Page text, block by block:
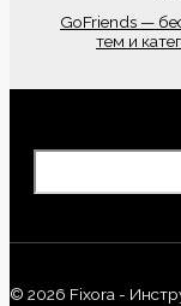
GoFriends —
тем и
© 2026 Fixora -